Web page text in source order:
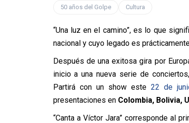
50 años del Golpe Cultura
“Una luz en el camino”, es lo que
nacional y cuyo legado es
Después de una exitosa gira por
inicio a una nueva serie de
Partirá con un show este22 de
presentaciones en Colombia, Bolivia,
“Canta a Víctor Jara” corresponde al